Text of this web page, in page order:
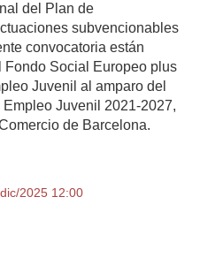
del Plan de
subvencionables
convocatoria están
Fondo Social Europeo plus
Juvenil al amparo del
Juvenil 2021-2027,
de Barcelona.
2025 12:00